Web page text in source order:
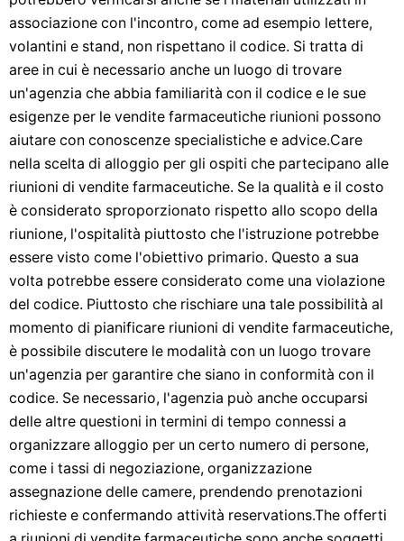
associazione con l'incontro, come ad esempio lettere,
volantini e stand, non rispettano il codice. Si tratta di
aree in cui è necessario anche un luogo di trovare
un'agenzia che abbia familiarità con il codice e le sue
esigenze per le vendite farmaceutiche riunioni possono
aiutare con conoscenze specialistiche e advice.Care
nella scelta di alloggio per gli ospiti che partecipano alle
riunioni di vendite farmaceutiche. Se la qualità e il costo
è considerato sproporzionato rispetto allo scopo della
riunione, l'ospitalità piuttosto che l'istruzione potrebbe
essere visto come l'obiettivo primario. Questo a sua
volta potrebbe essere considerato come una violazione
del codice. Piuttosto che rischiare una tale possibilità al
momento di pianificare riunioni di vendite farmaceutiche,
è possibile discutere le modalità con un luogo trovare
un'agenzia per garantire che siano in conformità con il
codice. Se necessario, l'agenzia può anche occuparsi
delle altre questioni in termini di tempo connessi a
organizzare alloggio per un certo numero di persone,
come i tassi di negoziazione, organizzazione
assegnazione delle camere, prendendo prenotazioni
richieste e confermando attività reservations.The offerti